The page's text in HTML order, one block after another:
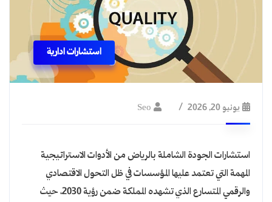
استشارات ادارية
يونيو 20, 2026 Seo
استشارات الجودة الشاملة بالرياض من الأدوات الاستراتيجية
المهمة التي تعتمد عليها المؤسسات في ظل التحول الاقتصادي
والرقمي المتسارع الذي تشهده المملكة ضمن رؤية 2030، حيث